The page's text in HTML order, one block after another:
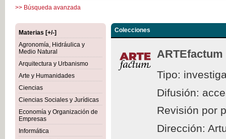
>> Búsqueda avanzada
Materias [+/-]
Agronomía, Hidráulica y
Medio Natural
Arquitectura y Urbanismo
Arte y Humanidades
Ciencias
Ciencias Sociales y Jurídicas
Economía y Organización de
Empresas
Informática
Colecciones
ARTEfactum
Tipo:
Difusión:
Revisión por
Dirección: